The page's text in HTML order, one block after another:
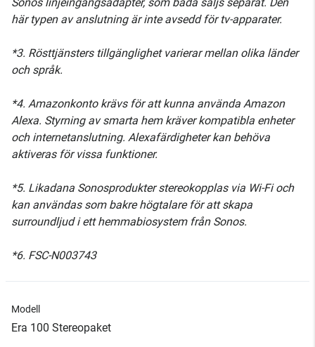
här typen av anslutning är inte avsedd för tv-apparater.
*3. Rösttjänsters tillgänglighet varierar mellan olika länder
och språk.
*4. Amazonkonto krävs för att kunna använda Amazon
Alexa. Styrning av smarta hem kräver kompatibla enheter
och internetanslutning. Alexafärdigheter kan behöva
aktiveras för vissa funktioner.
*5. Likadana Sonosprodukter stereokopplas via Wi-Fi och
kan användas som bakre högtalare för att skapa
surroundljud i ett hemmabiosystem från Sonos.
*6. FSC-N003743
Modell
Era 100 Stereopaket